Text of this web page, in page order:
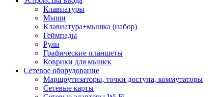
Клавиатуры
Мыши
Клавиатура+мышка (набор)
Геймпады
Рули
Графические планшеты
Коврики для мышек
Сетевое оборудование
Маршрутизаторы, точки доступа, коммутаторы
Сетевые карты